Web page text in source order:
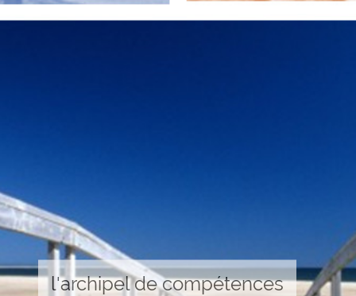
l'archipel de compétences